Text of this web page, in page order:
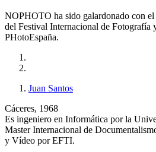
NOPHOTO ha sido galardonado con
del Festival Internacional de Fotografía
PHotoEspaña.
Juan Santos
Cáceres, 1968
Es ingeniero en Informática por la
Master Internacional de
y Vídeo por EFTI.